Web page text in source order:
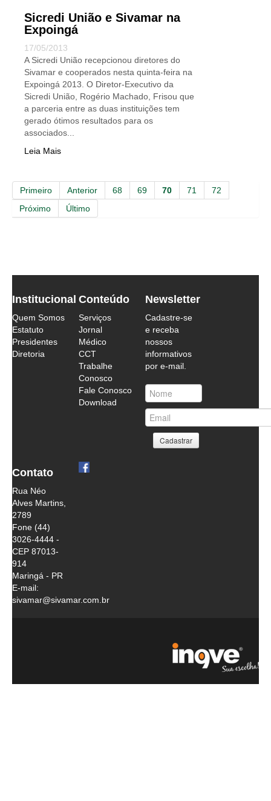
Sicredi União e Sivamar na
Expoingá
17/05/2013
A Sicredi União recepcionou diretores do
Sivamar e cooperados nesta quinta-feira na
Expoingá 2013. O Diretor-Executivo da
Sicredi União, Rogério Machado, Frisou que
a parceria entre as duas instituições tem
gerado ótimos resultados para os
associados...
Leia Mais
Primeiro Anterior 68 69 70 71
72
Próximo
Último
Institucional
Quem Somos
Estatuto
Presidentes
Diretoria
Conteúdo
Serviços
Jornal
Médico
CCT
Trabalhe
Conosco
Fale Conosco
Download
Newsletter
Cadastre-se
e receba
nossos
informativos
por e-mail.
Contato
Rua Néo
Alves Martins,
2789
Fone (44)
3026-4444 -
CEP 87013-
914
Maringá - PR
E-mail:
sivamar@sivamar.com.br